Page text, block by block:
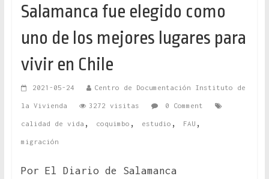
Salamanca fue elegido como
uno de los mejores lugares para
vivir en Chile
2021-05-24 Centro de Documentación Instituto de
la Vivienda 3272 visitas 0 Comment
calidad de vida , coquimbo , estudio , FAU ,
migración
Por El Diario de Salamanca